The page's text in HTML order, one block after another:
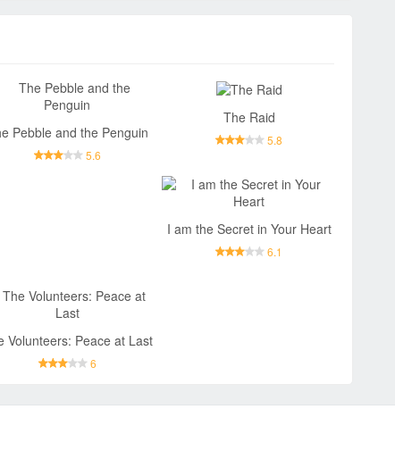
Pebble and the Penguin
5.6
The Raid
5.8
I am the Secret in Your Heart
6.1
Volunteers: Peace at Last
6